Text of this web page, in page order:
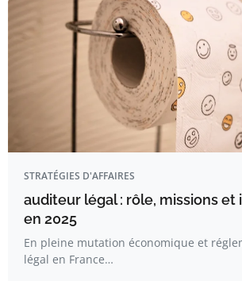
STRATÉGIES D'AFFAIRES
auditeur légal : rôle, missions
en 2025
En pleine mutation économique et
légal en France…